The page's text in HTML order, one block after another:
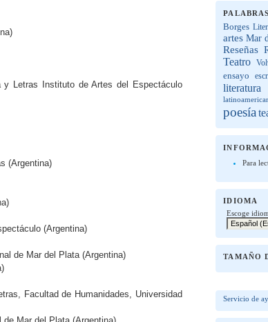
Borges
artes Mar
Reseñas
Teatro
ensayo
poesía
Para
IDIOMA
Escoge
TAMAÑO
Servicio de
Letras Instituto de Artes del Espectáculo
(Argentina)
(Argentina)
de Mar del Plata (Argentina)
Facultad de Humanidades, Universidad